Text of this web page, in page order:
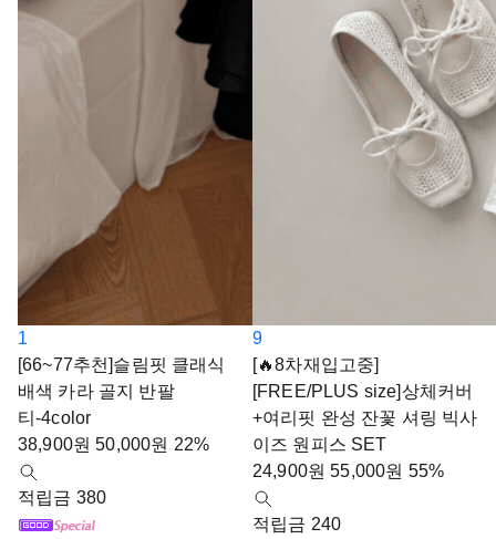
1
[66~77추천]슬림핏 클래식
배색 카라 골지 반팔
티-4color
38,900원 50,000원 22%
적립금 380
9
[🔥8차재입고중]
[FREE/PLUS size]상체커버
+여리핏 완성 잔꽃 셔링 빅사
이즈 원피스 SET
24,900원 55,000원 55%
적립금 240